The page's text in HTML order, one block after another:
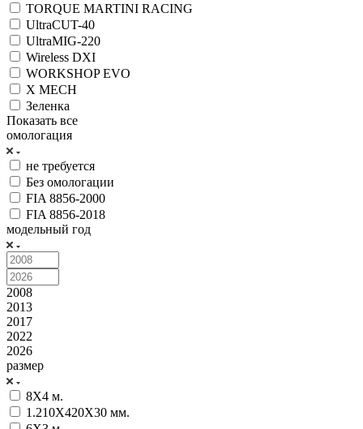
TORQUE MARTINI RACING
UltraCUT-40
UltraMIG-220
Wireless DXI
WORKSHOP EVO
X MECH
Зеленка
Показать все
омологация
не требуется
Без омологации
FIA 8856-2000
FIA 8856-2018
модельный год
2008
2013
2017
2022
2026
размер
8Х4 м.
1.210X420X30 мм.